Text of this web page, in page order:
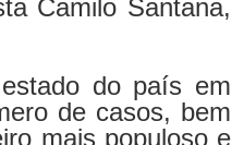
Camilo Santana,
do país em
de casos, bem
mais populoso e